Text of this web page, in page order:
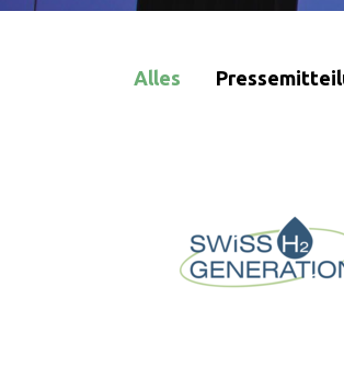
Alles